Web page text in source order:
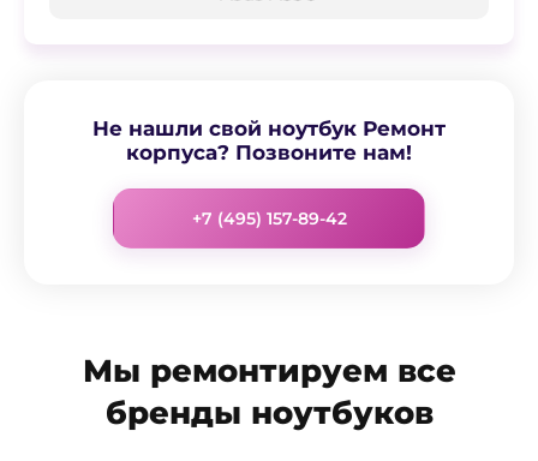
Не нашли свой ноутбук Ремонт
корпуса? Позвоните нам!
+7 (495) 157-89-42
Мы ремонтируем все
бренды ноутбуков